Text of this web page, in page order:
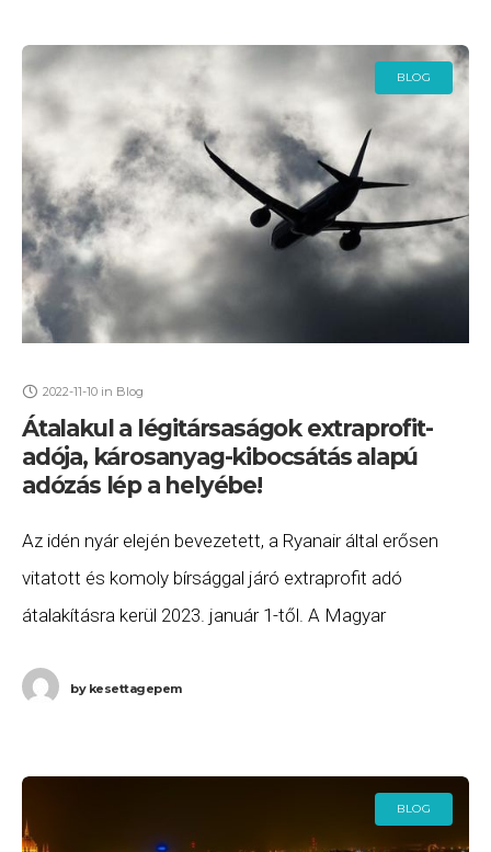
BLOG
2022-11-10 in Blog
Átalakul a légitársaságok extraprofit-
adója, károsanyag-kibocsátás alapú
adózás lép a helyébe!
Az idén nyár elején bevezetett, a Ryanair által erősen
vitatott és komoly bírsággal járó extraprofit adó
átalakításra kerül 2023. január 1-től. A Magyar
Kormányrendelet
bykesettagepem
BLOG